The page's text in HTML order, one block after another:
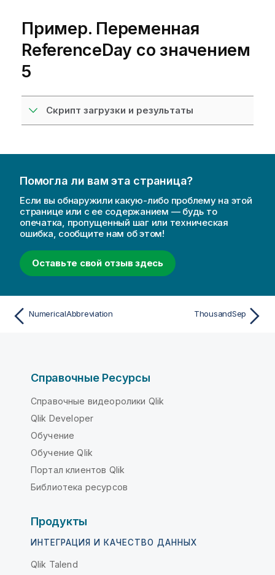
Пример. Переменная
ReferenceDay со значением
5
Скрипт загрузки и результаты
Помогла ли вам эта страница?
Если вы обнаружили какую-либо проблему на этой
странице или с ее содержанием — будь то
опечатка, пропущенный шаг или техническая
ошибка, сообщите нам об этом!
Оставьте свой отзыв здесь
NumericalAbbreviation ThousandSep
Справочные Ресурсы
Справочные видеоролики Qlik
Qlik Developer
Обучение
Обучение Qlik
Портал клиентов Qlik
Библиотека ресурсов
Продукты
ИНТЕГРАЦИЯ И КАЧЕСТВО ДАННЫХ
Qlik Talend